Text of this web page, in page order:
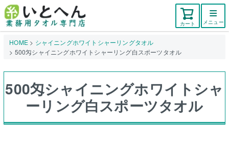
カート メニュー
HOME
シャイニングホワイトシャーリングタオル
500匁シャイニングホワイトシャーリング白スポーツタオル
500匁シャイニングホワイトシャ
ーリング白スポーツタオル